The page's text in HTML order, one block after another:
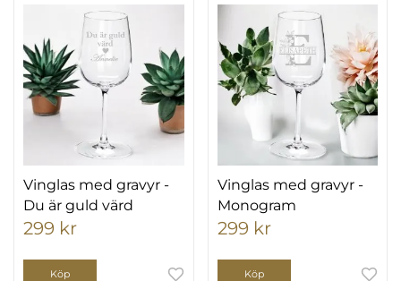
Vinglas med gravyr -
Du är guld värd
299 kr
Köp
Vinglas med gravyr -
Monogram
299 kr
Köp